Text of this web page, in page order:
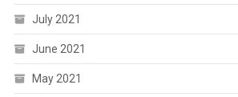
July 2021
June 2021
May 2021